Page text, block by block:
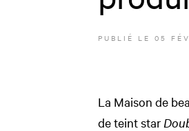
PUBLIÉ LE 05
La Maison de
de teint star